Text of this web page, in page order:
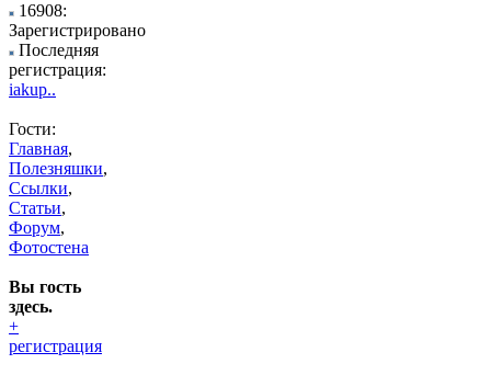
16908:
Зарегистрировано
Последняя
регистрация:
iakup..
Гости:
Главная,
Полезняшки,
Ссылки,
Статьи,
Форум,
Фотостена
Вы гость
здесь.
+
регистрация